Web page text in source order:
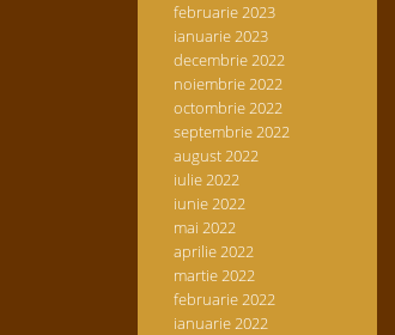
februarie 2023
ianuarie 2023
decembrie 2022
noiembrie 2022
octombrie 2022
septembrie 2022
august 2022
iulie 2022
iunie 2022
mai 2022
aprilie 2022
martie 2022
februarie 2022
ianuarie 2022